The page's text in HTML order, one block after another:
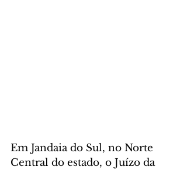
Em Jandaia do Sul, no Norte
Central do estado, o Juízo da